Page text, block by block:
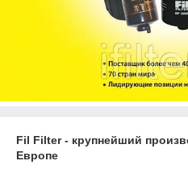
Fil Filter - крупнейший
Европе